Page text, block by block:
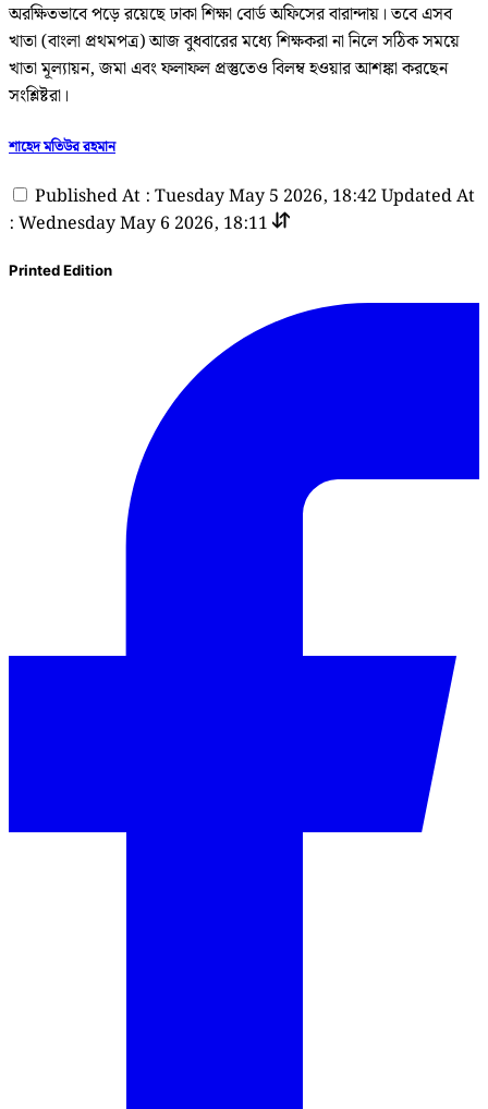
অরক্ষিতভাবে পড়ে রয়েছে ঢাকা শিক্ষা বোর্ড অফিসের বারান্দায়। তবে এসব
খাতা (বাংলা প্রথমপত্র) আজ বুধবারের মধ্যে শিক্ষকরা না নিলে সঠিক সময়ে
খাতা মূল্যায়ন, জমা এবং ফলাফল প্রস্তুতেও বিলম্ব হওয়ার আশঙ্কা করছেন
সংশ্লিষ্টরা।
শাহেদ মতিউর রহমান
Published At : Tuesday May 5 2026, 18:42 Updated At
: Wednesday May 6 2026, 18:11
Printed Edition